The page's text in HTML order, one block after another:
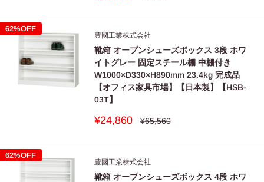
価
格
62%OFF
豊國工業株式会社
靴箱 オープンシューズボックス 3段 ホワ
イトグレー 固定スチール棚 中棚付き
W1000×D330×H890mm 23.4kg 完成品
【オフィス家具市場】【日本製】【HSB-
03T】
販
価
¥24,860
通
格
¥65,560
62%OFF
豊國工業株式会社
靴箱 オープンシューズボックス 4段 ホワ